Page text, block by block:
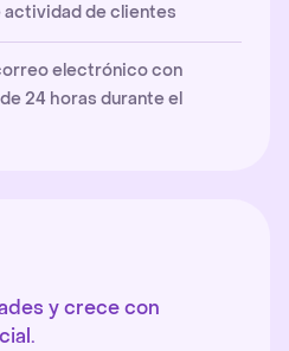
de clientes
electrónico con
24 horas durante el
y crece con